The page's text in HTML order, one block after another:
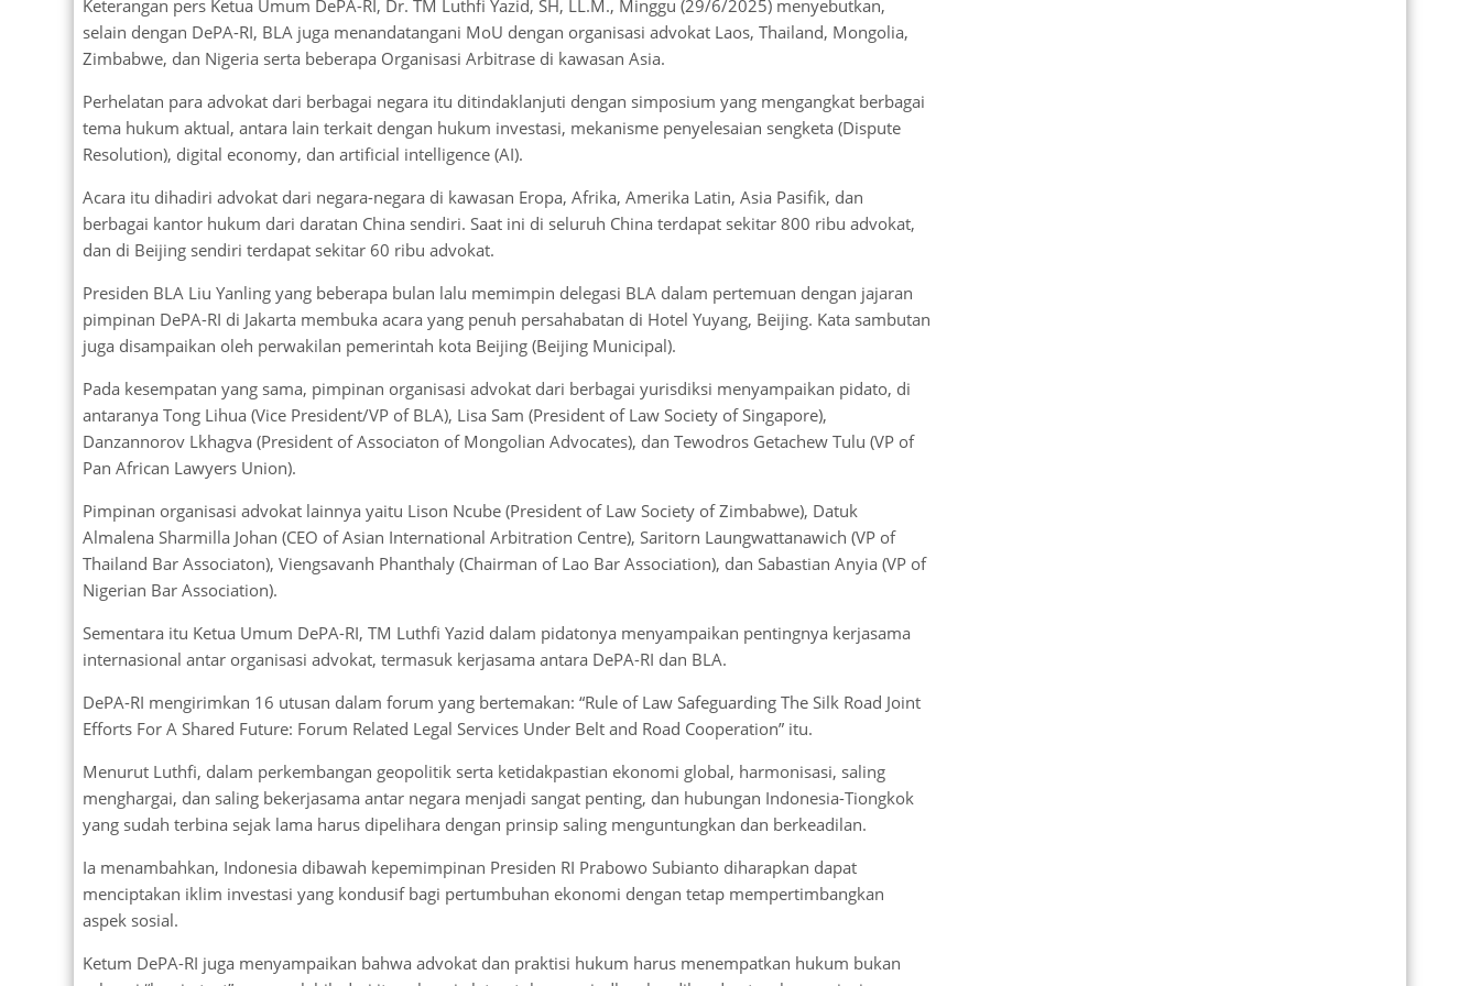
Keterangan pers Ketua Umum DePA-RI, Dr. TM Luthfi Yazid, SH, LL.M., Minggu (29/6/2025) menyebutkan,
selain dengan DePA-RI, BLA juga menandatangani MoU dengan organisasi advokat Laos, Thailand, Mongolia,
Zimbabwe, dan Nigeria serta beberapa Organisasi Arbitrase di kawasan Asia.
Perhelatan para advokat dari berbagai negara itu ditindaklanjuti dengan simposium yang mengangkat berbagai
tema hukum aktual, antara lain terkait dengan hukum investasi, mekanisme penyelesaian sengketa (Dispute
Resolution), digital economy, dan artificial intelligence (AI).
Acara itu dihadiri advokat dari negara-negara di kawasan Eropa, Afrika, Amerika Latin, Asia Pasifik, dan
berbagai kantor hukum dari daratan China sendiri. Saat ini di seluruh China terdapat sekitar 800 ribu advokat,
dan di Beijing sendiri terdapat sekitar 60 ribu advokat.
Presiden BLA Liu Yanling yang beberapa bulan lalu memimpin delegasi BLA dalam pertemuan dengan jajaran
pimpinan DePA-RI di Jakarta membuka acara yang penuh persahabatan di Hotel Yuyang, Beijing. Kata sambutan
juga disampaikan oleh perwakilan pemerintah kota Beijing (Beijing Municipal).
Pada kesempatan yang sama, pimpinan organisasi advokat dari berbagai yurisdiksi menyampaikan pidato, di
antaranya Tong Lihua (Vice President/VP of BLA), Lisa Sam (President of Law Society of Singapore),
Danzannorov Lkhagva (President of Associaton of Mongolian Advocates), dan Tewodros Getachew Tulu (VP of
Pan African Lawyers Union).
Pimpinan organisasi advokat lainnya yaitu Lison Ncube (President of Law Society of Zimbabwe), Datuk
Almalena Sharmilla Johan (CEO of Asian International Arbitration Centre), Saritorn Laungwattanawich (VP of
Thailand Bar Associaton), Viengsavanh Phanthaly (Chairman of Lao Bar Association), dan Sabastian Anyia (VP of
Nigerian Bar Association).
Sementara itu Ketua Umum DePA-RI, TM Luthfi Yazid dalam pidatonya menyampaikan pentingnya kerjasama
internasional antar organisasi advokat, termasuk kerjasama antara DePA-RI dan BLA.
DePA-RI mengirimkan 16 utusan dalam forum yang bertemakan: “Rule of Law Safeguarding The Silk Road Joint
Efforts For A Shared Future: Forum Related Legal Services Under Belt and Road Cooperation” itu.
Menurut Luthfi, dalam perkembangan geopolitik serta ketidakpastian ekonomi global, harmonisasi, saling
menghargai, dan saling bekerjasama antar negara menjadi sangat penting, dan hubungan Indonesia-Tiongkok
yang sudah terbina sejak lama harus dipelihara dengan prinsip saling menguntungkan dan berkeadilan.
Ia menambahkan, Indonesia dibawah kepemimpinan Presiden RI Prabowo Subianto diharapkan dapat
menciptakan iklim investasi yang kondusif bagi pertumbuhan ekonomi dengan tetap mempertimbangkan
aspek sosial.
Ketum DePA-RI juga menyampaikan bahwa advokat dan praktisi hukum harus menempatkan hukum bukan